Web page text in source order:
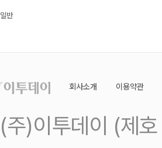
일반
회사소개 이용약관
(주)이투데이 (제